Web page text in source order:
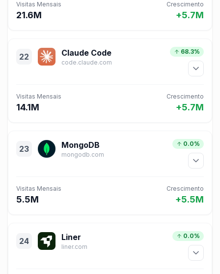
Visitas Mensais
21.6M
Crescimento
+5.7M
22 Claude Code
code.claude.com
68.3%
Visitas Mensais
14.1M
Crescimento
+5.7M
23 MongoDB
mongodb.com
0.0%
Visitas Mensais
5.5M
Crescimento
+5.5M
24 Liner
liner.com
0.0%